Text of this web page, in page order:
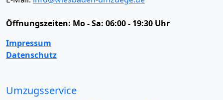
Öffnungszeiten: Mo - Sa: 06:00 - 19:30 Uhr
Impressum
Datenschutz
Umzugsservice